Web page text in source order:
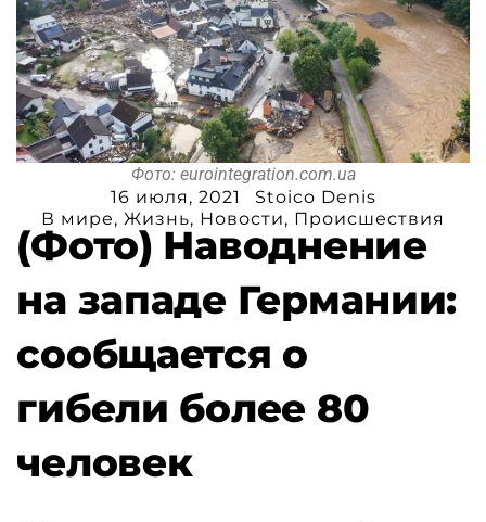
Фото: eurointegration.com.ua
16 июля, 2021
Stoico Denis
В мире, Жизнь, Новости, Происшествия
(Фото) Наводнение
на западе Германии:
сообщается о
гибели более 80
человек